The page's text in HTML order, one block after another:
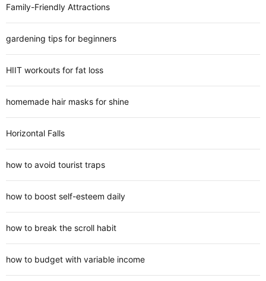
Family-Friendly Attractions
gardening tips for beginners
HIIT workouts for fat loss
homemade hair masks for shine
Horizontal Falls
how to avoid tourist traps
how to boost self-esteem daily
how to break the scroll habit
how to budget with variable income